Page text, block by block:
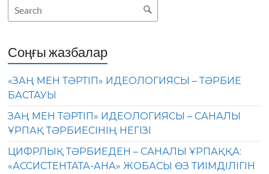
Соңғы жазбалар
«ЗАҢ МЕН ТӘРТІП» ИДЕОЛОГИЯСЫ – ТӘРБИЕ
БАСТАУЫ
ЗАҢ МЕН ТӘРТІП» ИДЕОЛОГИЯСЫ – САНАЛЫ
ҰРПАҚ ТӘРБИЕСІНІҢ НЕГІЗІ
ЦИФРЛЫҚ ТӘРБИЕДЕН – САНАЛЫ ҰРПАҚҚА:
«АССИСТЕНТАТА-АНА» ЖОБАСЫ ӨЗ ТИІМДІЛІГІН